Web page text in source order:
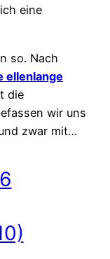
eine
so. Nach
ellenlange
die
wir uns
zwar mit…